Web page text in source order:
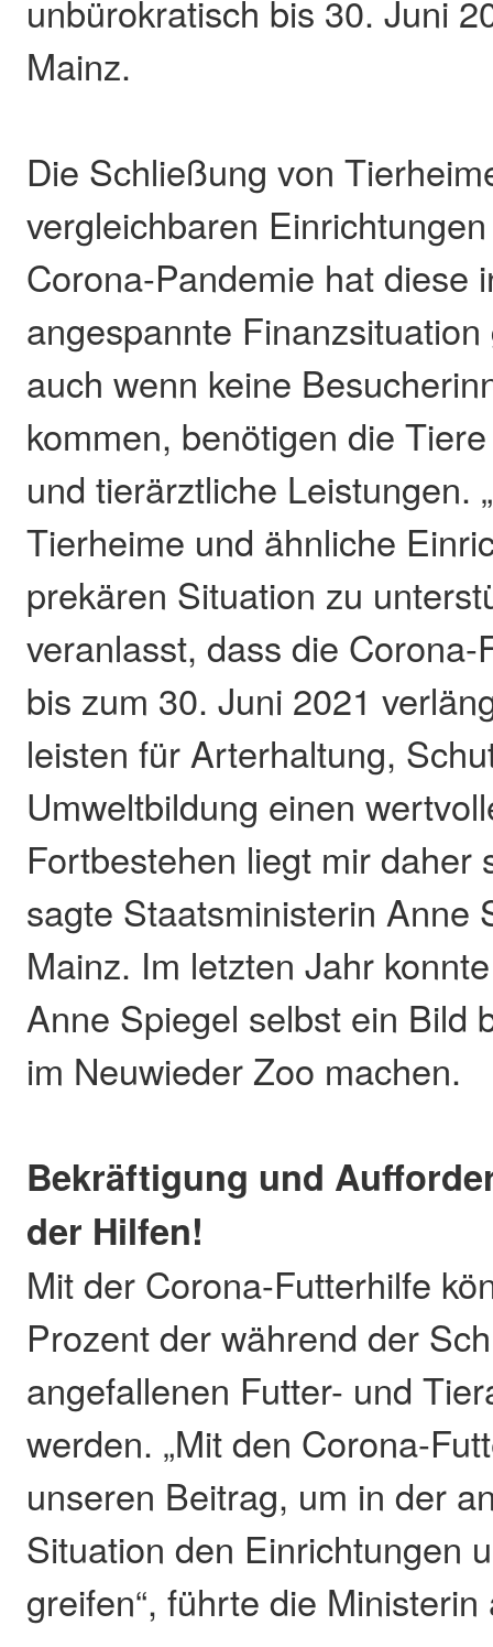
unbürokratisch bis 30. Juni
Mainz.
Die Schließung von
vergleichbaren
Corona-Pandemie hat diese
angespannte
auch wenn keine
kommen, benötigen die
und tierärztliche Leistungen.
Tierheime und ähnliche
prekären Situation zu
veranlasst, dass die
bis zum 30. Juni 2021
leisten für Arterhaltung,
Umweltbildung einen
Fortbestehen liegt mir daher
sagte Staatsministerin Anne
Mainz. Im letzten Jahr
Anne Spiegel selbst ein Bild
im Neuwieder Zoo machen.
Bekräftigung und
der Hilfen!
Mit der Corona-Futterhilfe
Prozent der während der
angefallenen Futter- und
werden. „Mit den Corona-
unseren Beitrag, um in der
Situation den Einrichtungen
greifen“, führte die Ministerin